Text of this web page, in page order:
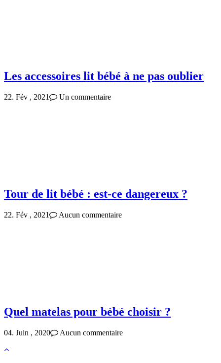
Les accessoires lit bébé à ne pas oublier
22. Fév , 2021 Un commentaire
Tour de lit bébé : est-ce dangereux ?
22. Fév , 2021 Aucun commentaire
Quel matelas pour bébé choisir ?
04. Juin , 2020 Aucun commentaire